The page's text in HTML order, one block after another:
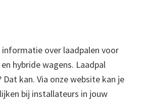
informatie over laadpalen voor
hybride wagens. Laadpal
kan. Via onze website kan je
bij installateurs in jouw